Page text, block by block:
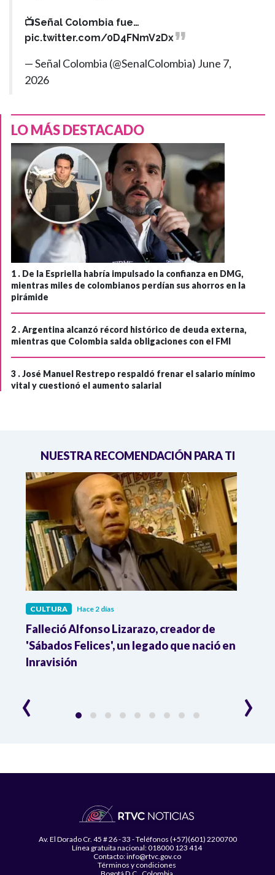
📺Señal Colombia fue…
pic.twitter.com/0D4FNmV2Dx
— Señal Colombia (@SenalColombia) June 7,
2026
LO MÁS DESTACADO
1 . De la Espriella habría impulsado la confianza en DMG,
mientras miles de colombianos perdían sus ahorros en la
pirámide
2 .Argentina alcanzó récord histórico de deuda externa,
mientras que Colombia salda obligaciones con el FMI
3 .José Manuel Restrepo respaldó frenar el salario mínimo
vital y cuestionó el aumento salarial
NUESTRA RECOMENDACIÓN PARA TI
CULTURA Hace 2 días
Falleció Alfonso Lizarazo, creador de
'Sábados Felices', un legado que nació en
Inravisión
‹ ›
Av. El Dorado Cr. 45 # 26 - 33 - Teléfonos (+57)(601) 2200700
Línea gratuita nacional: 018000 123 414
Contacto: info@rtvc.gov.co
Términos y condiciones